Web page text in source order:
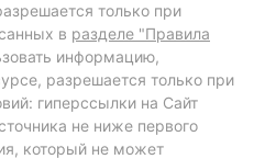
только при
в разделе "Правила
информацию,
разрешается только при
гиперссылки на Сайт
не ниже первого
который не может